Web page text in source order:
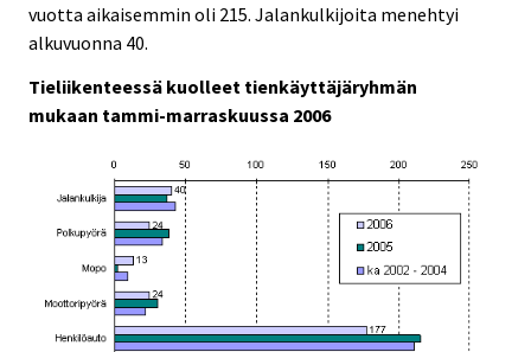
vuotta aikaisemmin oli 215. Jalankulkijoita menehtyi
alkuvuonna 40.
Tieliikenteessä kuolleet tienkäyttäjäryhmän
mukaan tammi-marraskuussa 2006